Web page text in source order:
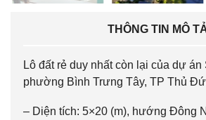
THÔNG TIN MÔ
Lô đất rẻ duy nhất còn lại của dự án
phường Bình Trưng Tây, TP Thủ
– Diện tích: 5×20 (m), hướng Đông